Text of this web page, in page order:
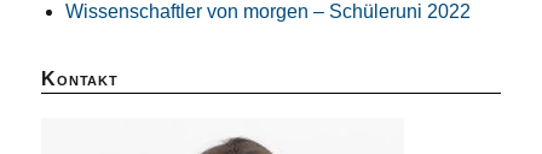
Wissenschaftler von morgen – Schüleruni 2022
Kontakt